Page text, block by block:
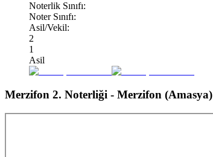
Noterlik Sınıfı:
Noter Sınıfı:
Asil/Vekil:
2
1
Asil
Merzifon 2. Noterliği - Merzifon (Amasya)